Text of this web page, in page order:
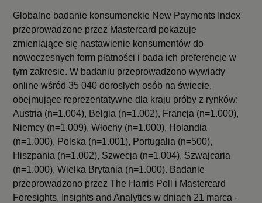
Globalne badanie konsumenckie New Payments Index
przeprowadzone przez Mastercard pokazuje
zmieniające się nastawienie konsumentów do
nowoczesnych form płatności i bada ich preferencje w
tym zakresie. W badaniu przeprowadzono wywiady
online wśród 35 040 dorosłych osób na świecie,
obejmujące reprezentatywne dla kraju próby z rynków:
Austria (n=1.004), Belgia (n=1.002), Francja (n=1.000),
Niemcy (n=1.009), Włochy (n=1.000), Holandia
(n=1.000), Polska (n=1.001), Portugalia (n=500),
Hiszpania (n=1.002), Szwecja (n=1.004), Szwajcaria
(n=1.000), Wielka Brytania (n=1.000). Badanie
przeprowadzono przez The Harris Poll i Mastercard
Foresights, Insights and Analytics w dniach 21 marca -